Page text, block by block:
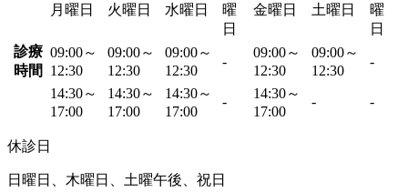
月曜日 火曜日 水曜日
曜
日
金曜日 土曜日
曜
日
診療
時間
09:00～
12:30
09:00～
12:30
09:00～
12:30
-
09:00～
12:30
09:00～
12:30
-
14:30～
17:00
14:30～
17:00
14:30～
17:00
-
14:30～
17:00
- -
休診日
日曜日、木曜日、土曜午後、祝日